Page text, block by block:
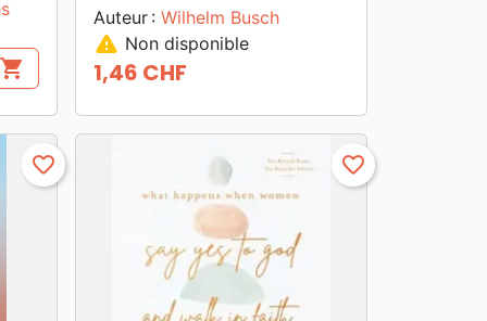
shopping_cart
Auteur : Wilhelm Busch
warning Non disponible
Prix
1,46 CHF
favorite_border favorite_border